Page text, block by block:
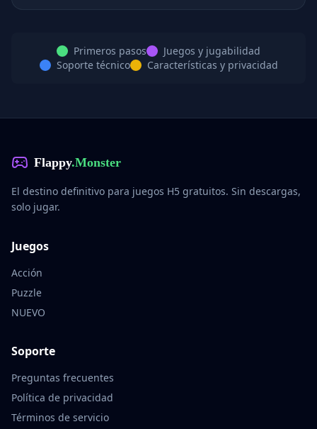
Primeros pasos
Juegos y jugabilidad
Soporte técnico
Características y privacidad
Flappy.Monster
El destino definitivo para juegos H5 gratuitos. Sin descargas,
solo jugar.
Juegos
Acción
Puzzle
NUEVO
Soporte
Preguntas frecuentes
Política de privacidad
Términos de servicio